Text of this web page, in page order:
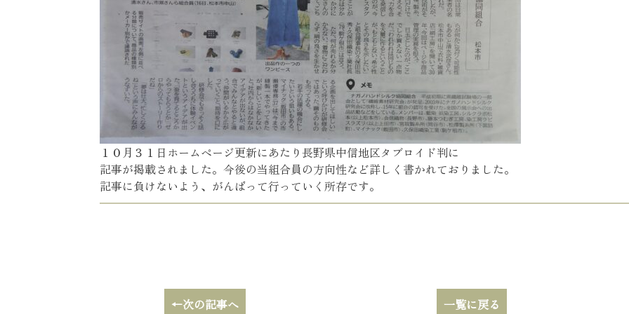
１０月３１日ホームページ更新にあたり長野県中信地区タブロイド判に
記事が掲載されました。今後の当組合員の方向性など詳しく書かれておりました。
記事に負けないよう、がんばって行っていく所存です。
←次の記事へ 一覧に戻る